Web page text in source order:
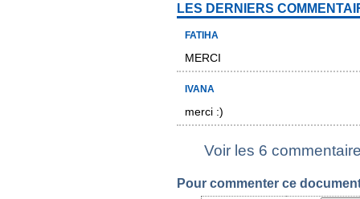
LES DERNIERS
FATIHA
MERCI
IVANA
merci :)
Voir les 6
Pour commenter ce